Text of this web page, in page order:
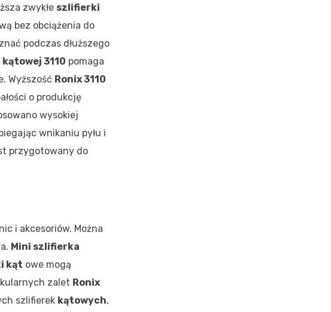
zwykłe szlifierki
bez obciążenia do
podczas dłuższego
3110 pomaga
Wyższość Ronix 3110
o produkcję
wysokiej
wnikaniu pyłu i
przygotowany do
i akcesoriów. Można
Mini szlifierka
kąt owe mogą
zalet Ronix
szlifierek kątowych,